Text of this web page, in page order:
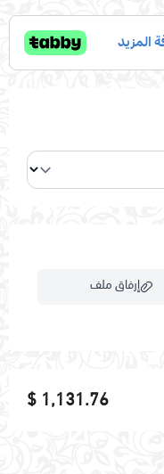
إرفاق ملف
1,131.76 $